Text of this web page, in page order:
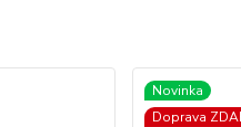
Novinka
Doprava